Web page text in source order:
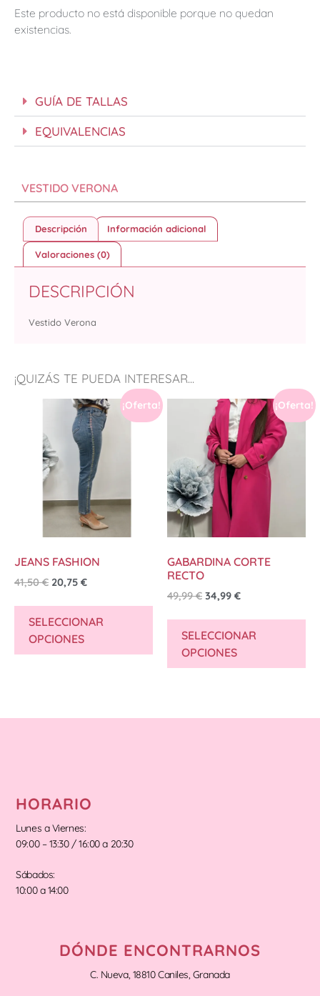
Este producto no está disponible porque no quedan
existencias.
GUÍA DE TALLAS
EQUIVALENCIAS
¡QUIZÁS TE PUEDA INTERESAR...
¡Oferta!
JEANS FASHION
41,50€ 20,75 €
SELECCIONAR
OPCIONES
¡Oferta!
GABARDINA CORTE
RECTO
49,99€ 34,99 €
SELECCIONAR
OPCIONES
VESTIDO VERONA
Descripción Información adicional
Valoraciones (0)
DESCRIPCIÓN
Vestido Verona
HORARIO
Lunes a Viernes:
09:00 – 13:30 / 16:00 a 20:30
Sábados:
10:00 a 14:00
DÓNDE ENCONTRARNOS
C. Nueva, 18810 Caniles, Granada